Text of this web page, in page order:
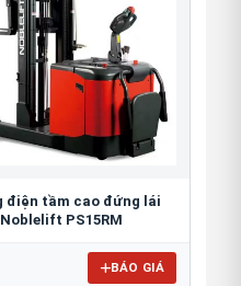
điện tầm cao đứng lái
Noblelift PS15RM
BÁO GIÁ